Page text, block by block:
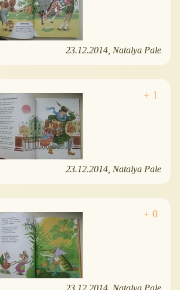
23.12.2014 Natalya Pale
23.12.2014 Natalya Pale
23.12.2014 Natalya Pale